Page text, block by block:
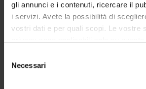
gli annunci e i contenuti, ricercare il
i servizi. Avete la possibilità di
vostri dati e per quali scopi. Le vostre
modificare o revocare il proprio
momento dalla Dichiarazione sui
delNecessari
Leonardo Chelazzi
Full Professor
COLLABORATORI ESTERNI